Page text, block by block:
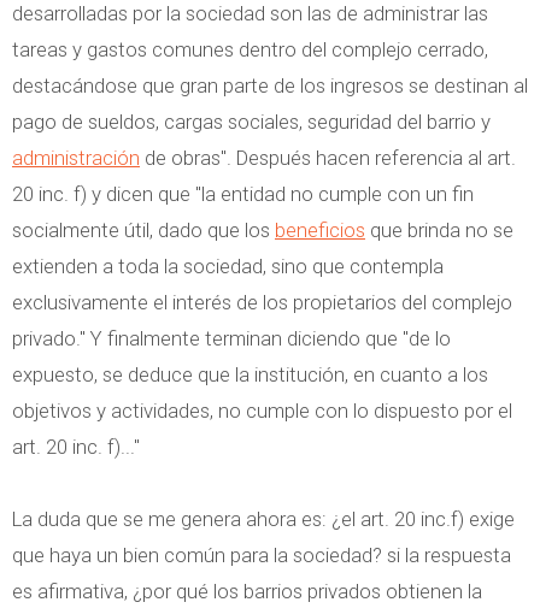
desarrolladas por la sociedad son las de administrar las
tareas y gastos comunes dentro del complejo cerrado,
destacándose que gran parte de los ingresos se destinan al
pago de sueldos, cargas sociales, seguridad del barrio y
administración de obras". Después hacen referencia al art.
20 inc. f) y dicen que "la entidad no cumple con un fin
socialmente útil, dado que los beneficios que brinda no se
extienden a toda la sociedad, sino que contempla
exclusivamente el interés de los propietarios del complejo
privado." Y finalmente terminan diciendo que "de lo
expuesto, se deduce que la institución, en cuanto a los
objetivos y actividades, no cumple con lo dispuesto por el
art. 20 inc. f)..."
La duda que se me genera ahora es: ¿el art. 20 inc.f) exige
que haya un bien común para la sociedad? si la respuesta
es afirmativa, ¿por qué los barrios privados obtienen la